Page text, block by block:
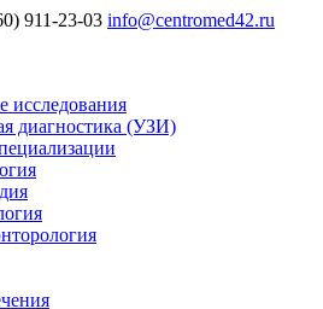
911-23-03 info@centromed42.ru
исследования
диагностика (УЗИ)